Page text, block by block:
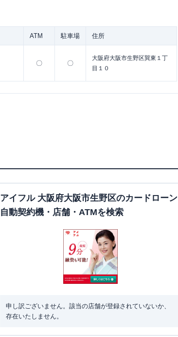
ATM 駐車場 住所
〇 〇
大阪府大阪市生野区巽東１丁
目１０
アイフル 大阪府大阪市生野区のカードローン
自動契約機・店舗・ATMを検索
申し訳ございません。該当の店舗が登録されていないか、
存在いたしません。